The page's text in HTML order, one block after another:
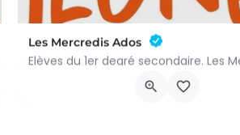
Les Mercredis Ados
Rue Arthur Warocqué 19